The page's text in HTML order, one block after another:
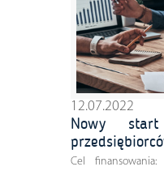
12.07.2022
Nowy
Cel finansowania: